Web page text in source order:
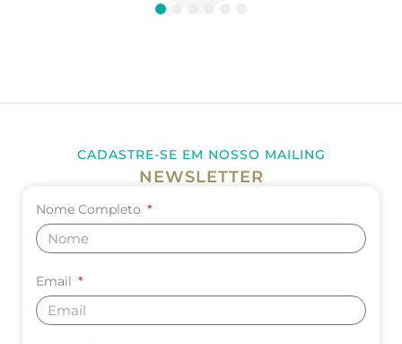
4
CADASTRE-SE EM NOSSO MAILING
NEWSLETTER
Nome Completo
Email